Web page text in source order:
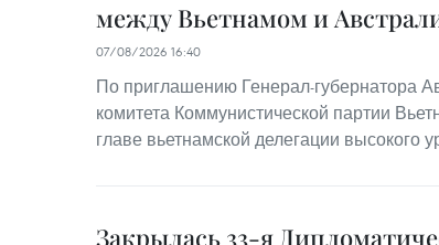
между Вьетнамом и
07/08/2026 16:40
По приглашению Генерал-губернатора
комитета Коммунистической партии
главе вьетнамской делегации высокого
Закрылась 33-я